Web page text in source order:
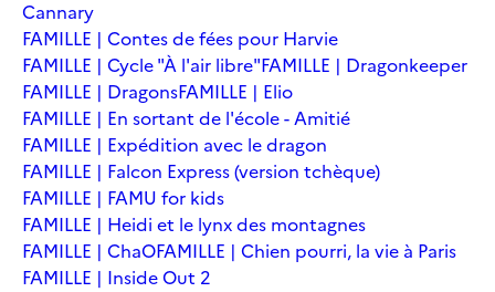
Cannary
FAMILLE | Contes de fées pour Harvie
FAMILLE | Cycle "À l'air libre"FAMILLE | Dragonkeeper
FAMILLE | DragonsFAMILLE | Elio
FAMILLE | En sortant de l'école - Amitié
FAMILLE | Expédition avec le dragon
FAMILLE | Falcon Express (version tchèque)
FAMILLE | FAMU for kids
FAMILLE | Heidi et le lynx des montagnes
FAMILLE | ChaOFAMILLE | Chien pourri, la vie à Paris
FAMILLE | Inside Out 2